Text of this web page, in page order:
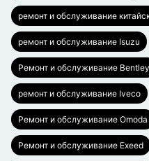
ремонт и обслуживание
ремонт и обслуживание Isuzu
Ремонт и обслуживание Bentley
ремонт и обслуживание Iveco
Ремонт и обслуживание Omoda
Ремонт и обслуживание Exeed